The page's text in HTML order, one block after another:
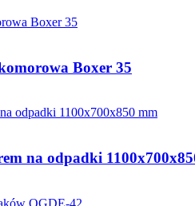
Boxer 35
na odpadki